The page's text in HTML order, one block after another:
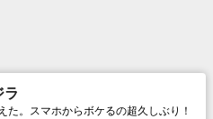
た。スマホからボケるの超久しぶり！